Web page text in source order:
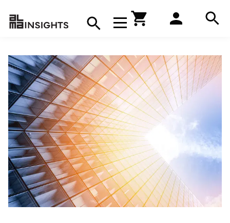
Avaa navigaatio
Hae